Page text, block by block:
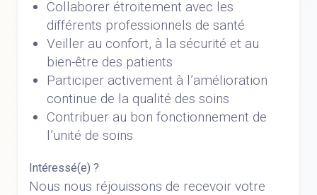
Collaborer étroitement avec les
différents professionnels de santé
Veiller au confort, à la sécurité et au
bien-être des patients
Participer activement à l’amélioration
continue de la qualité des soins
Contribuer au bon fonctionnement de
l’unité de soins
Intéressé(e) ?
Nous nous réjouissons de recevoir votre